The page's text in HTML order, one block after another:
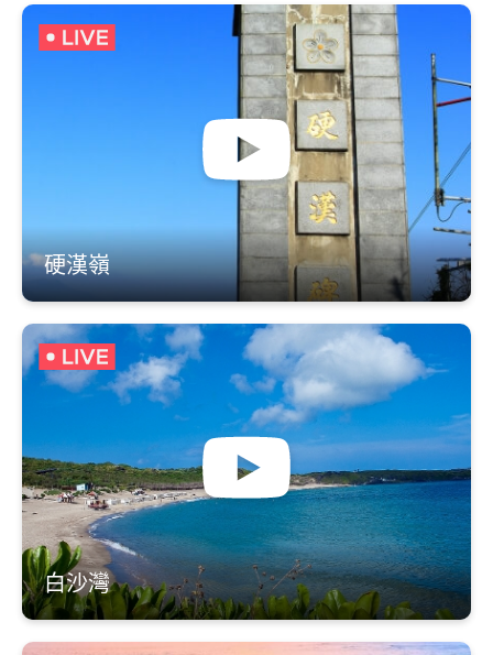
硬漢嶺
白沙灣